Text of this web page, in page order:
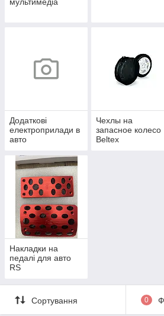
мультимедіа
Додаткові
електроприлади в
авто
Чехлы на
запасное колесо
Beltex
Накладки на
педалі для авто
RS
Сортування 0